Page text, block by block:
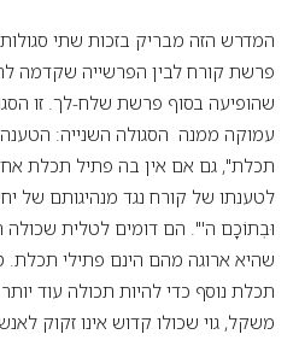
המדרש הזה מבריק בזכות שתי
פרשת קורח לבין הפרשייה שקדמה
שהופיעה בסוף פרשת שלח-לך. זו
עמוקה ממנה הסגולה השנייה:
תכלת", גם אם אין בה פתיל תכלת
לטענתו של קורח נגד מנהיגותם של
וּבְתוֹכָם ה'". הם דומים לטלית
שהיא ארוגה מהם הינם פתילי תכלת.
תכלת נוסף כדי להיות תכולה עוד
משקל, גוי שכולו קדוש אינו זקוק